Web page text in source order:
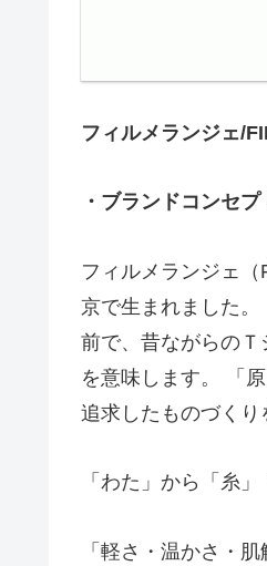
フィルメランジェ/
・ブランドコンセプ
フィルメランジェ
京で生まれました
前で、昔ながらの
を意味します。 「
追求したものづくり
「わた」から「糸
「軽さ・温かさ・